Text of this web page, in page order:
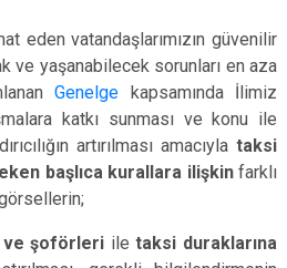
eden vatandaşlarımızın güvenilir
ve yaşanabilecek sorunları en aza
Genelge kapsamında İlimiz
katkı sunması ve konu ile
artırılması amacıyla taksi
başlıca kurallara ilişkinfarklı
şoförleri iletaksi duraklarına